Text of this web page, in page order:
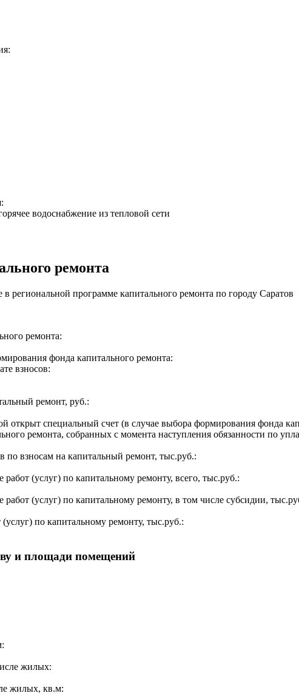
водоснабжение из тепловой сети
ремонта
региональной программе капитального ремонта по городу Саратов
ремонта:
фонда капитального ремонта:
взносов:
ремонт, руб.:
открыт специальный счет (в случае выбора формирования фонда
ремонта, собранных с момента наступления обязанности по
по взносам на капитальный ремонт, тыс.руб.:
(услуг) по капитальному ремонту, всего, тыс.руб.:
работ (услуг) по капитальному ремонту, в том числе субсидии,
по капитальному ремонту, тыс.руб.:
и площади помещений
жилых:
жилых, кв.м: